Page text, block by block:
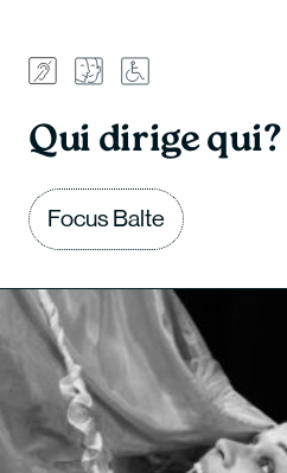
Qui dirige qui?
Focus Balte